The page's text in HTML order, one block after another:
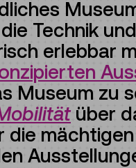
Technik und
erlebbar
Museum zu
über
die